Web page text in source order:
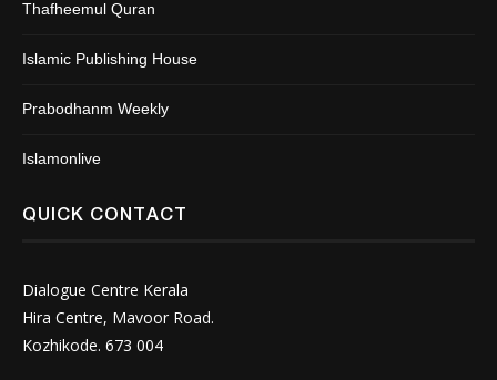
Thafheemul Quran
Islamic Publishing House
Prabodhanm Weekly
Islamonlive
QUICK CONTACT
Dialogue Centre Kerala
Hira Centre, Mavoor Road.
Kozhikode. 673 004